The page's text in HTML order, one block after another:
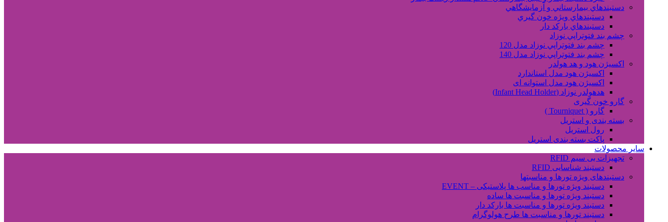
دستبندهاي بيمارستاني و آزمايشگاهي
دستبندهاي ويژه خون گيري
دستبندهاي بارکد دار
چشم بند فتوتراپي نوزاد
چشم بند فتوتراپي نوزاد مدل 120
چشم بند فتوتراپي نوزاد مدل 140
اکسیژن هود و هد هولدر
اکسیژن هود مدل استاندارد
اکسیژن هود مدل استوانه ای
هدهولدر نوزاد (Infant Head Holder)
گارو خون گیری
گارو ( Tourniquet )
بسته بندی و استریل
رول استریل
پاکت بسته بندی استریل
سایر محصولات
تجهیزات بی سیم RFID
دستبند شناسایی RFID
دستبندهای ویژه تورها و مناسبتها
دستبند ویژه تورها و مناسب ها پلاستیکی – EVENT
دستبند ویژه تورها و مناسبت ها ساده
دستبند ویژه تورها و مناسبت ها بارکد دار
دستبند تورها و مناسبت ها طرح هولوگرام